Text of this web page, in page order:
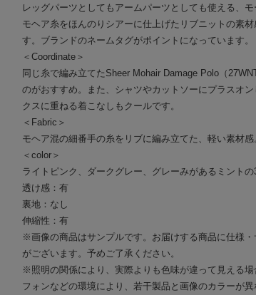
レッグパーツとしてもアームパーツとしても使える、モ
モヘア糸をほんのりシアーに仕上げたリブニットの素
す。ブランドのネームタグがポイントになっています。
＜Coordinate＞
同じ糸で編み立てたSheer Mohair Damage Polo（
のがおすすめ。また、シャツやカットソーにプラスオ
クスに重ねる着こなしもクールです。
＜Fabric＞
モヘア混の細番手の糸をリブに編み立てた、軽い素材感
＜color＞
ライトピンク、ダークグレー、グレーみがあるミントの
透け感：有
裏地：なし
伸縮性：有
※画像の商品はサンプルです。お届けする商品に仕様
がございます。予めご了承ください。
※照明の関係により、実際よりも色味が違って見える
フォンなどの環境により、若干製品と画像のカラーが